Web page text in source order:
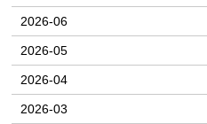
2026-06
2026-05
2026-04
2026-03